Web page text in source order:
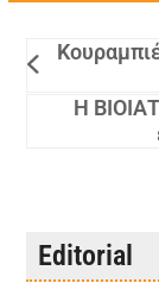
Η
Editorial